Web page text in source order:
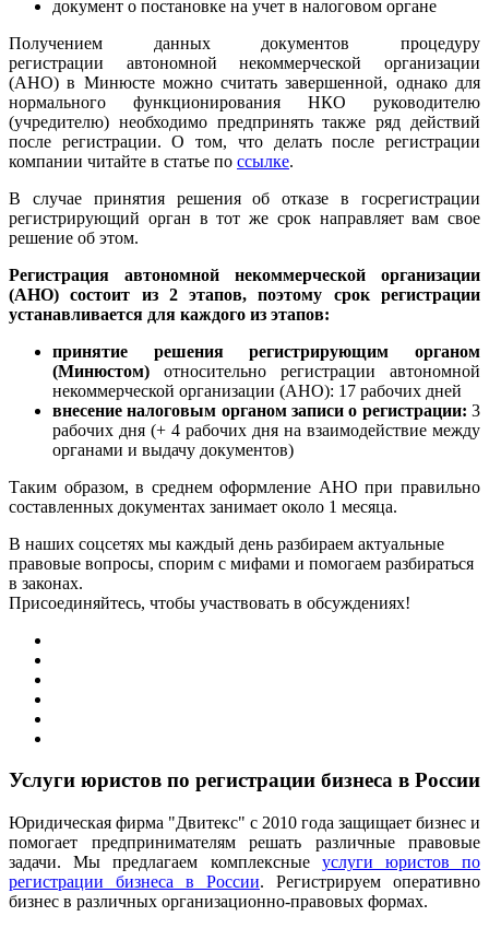
документ о постановке на учет в налоговом органе
Получением данных документов процедуру
регистрации автономной некоммерческой организации
(АНО) в Минюсте можно считать завершенной, однако для
нормального функционирования НКО руководителю
(учредителю) необходимо предпринять также ряд действий
после регистрации. О том, что делать после регистрации
компании читайте в статье по ссылке.
В случае принятия решения об отказе в госрегистрации
регистрирующий орган в тот же срок направляет вам свое
решение об этом.
Регистрация автономной некоммерческой организации
(АНО) состоит из 2 этапов, поэтому срок регистрации
устанавливается для каждого из этапов:
принятие решения регистрирующим органом
(Минюстом) относительно регистрации автономной
некоммерческой организации (АНО): 17 рабочих дней
внесение налоговым органом записи о регистрации: 3
рабочих дня (+ 4 рабочих дня на взаимодействие между
органами и выдачу документов)
Таким образом, в среднем оформление АНО при правильно
составленных документах занимает около 1 месяца.
В наших соцсетях мы каждый день разбираем актуальные
правовые вопросы, спорим с мифами и помогаем разбираться
в законах.
Присоединяйтесь, чтобы участвовать в обсуждениях!
Услуги юристов по регистрации бизнеса в России
Юридическая фирма "Двитекс" с 2010 года защищает бизнес и
помогает предпринимателям решать различные правовые
задачи. Мы предлагаем комплексные услуги юристов по
регистрации бизнеса в России. Регистрируем оперативно
бизнес в различных организационно-правовых формах.